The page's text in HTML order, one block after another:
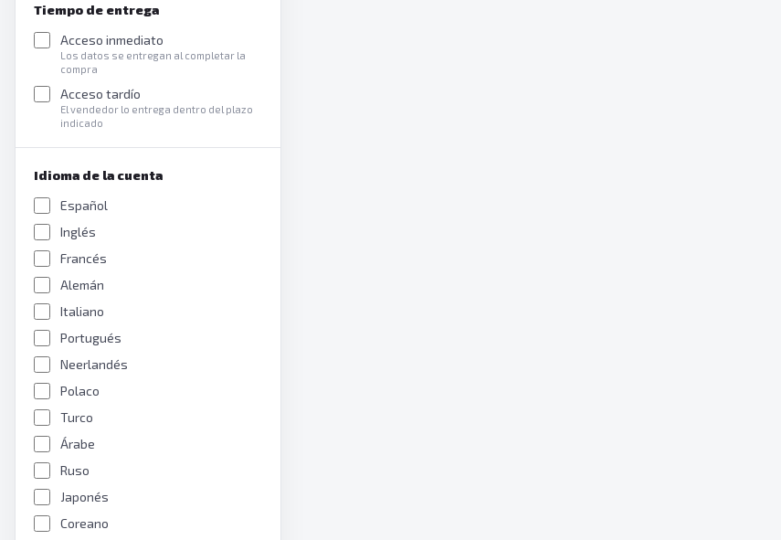
Tiempo de entrega
Acceso inmediato
Los datos se entregan al completar la
compra
Acceso tardío
El vendedor lo entrega dentro del plazo
indicado
Idioma de la cuenta
Español
Inglés
Francés
Alemán
Italiano
Portugués
Neerlandés
Polaco
Turco
Árabe
Ruso
Japonés
Coreano